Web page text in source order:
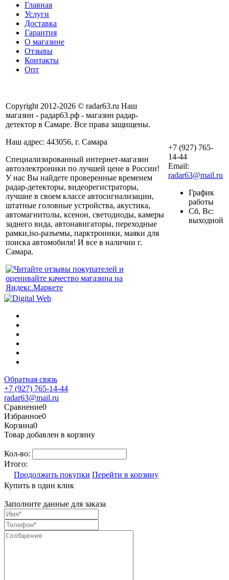
Главная
Услуги
Доставка
Гарантия
О магазине
Отзывы
Контакты
Опт
Copyright 2012-2026 © radar63.ru Наш
магазин - радар63.рф - магазин радар-
детектор в Самаре. Все права защищены.
Наш адрес: 443056, г. Самара
Специализированный интернет-магазин
автоэлектроники по лучшей цене в России!
У нас Вы найдете проверенные временем
радар-детекторы, видеорегистраторы,
лучшие в своем классе автосигнализации,
штатные головные устройства, акустика,
автомагнитолы, ксенон, светодиоды, камеры
заднего вида, автонавигаторы, переходные
рамки,iso-разъемы, парктроники, маяки для
поиска автомобиля! И все в наличии г.
Самара.
+7 (927) 765-
14-44
Email:
radar63@mail.ru
График
работы
Сб, Вс:
выходной
Обратная связь
+7 (927) 765-14-44
radar63@mail.ru
Сравнение0
Избранное0
Корзина0
Товар добавлен в корзину
Кол-во:
Итого:
Продолжить покупки Перейти в корзину
Купить в один клик
Заполните данные для заказа